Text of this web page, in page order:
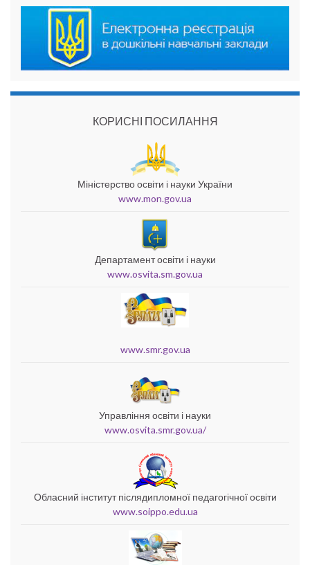
КОРИСНІ ПОСИЛАННЯ
Міністерство освіти і науки України
www.mon.gov.ua
Департамент освіти і науки
www.osvita.sm.gov.ua
www.smr.gov.ua
Управління освіти і науки
www.osvita.smr.gov.ua/
Обласний інститут післядипломної педагогічної освіти
www.soippo.edu.ua